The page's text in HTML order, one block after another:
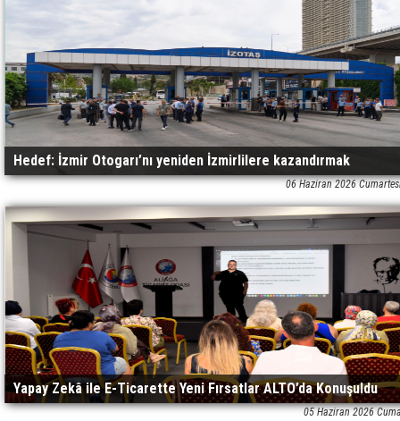
Hedef: İzmir Otogarı’nı yeniden İzmirlilere kazandırmak
06 Haziran 2026
Yapay Zekâ ile E-Ticarette Yeni Fırsatlar ALTO’da Konuşuldu
05 Haziran 2026